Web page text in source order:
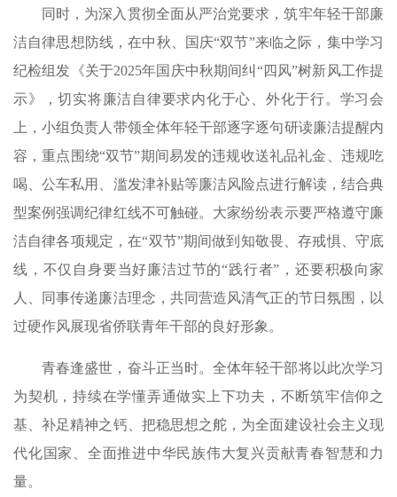
同时，为深入贯彻全面从严治党要求，筑牢年轻干部廉
洁自律思想防线，在中秋、国庆“双节”来临之际，集中学习
纪检组发《关于2025年国庆中秋期间纠“四风”树新风工作提
示》，切实将廉洁自律要求内化于心、外化于行。学习会
上，小组负责人带领全体年轻干部逐字逐句研读廉洁提醒内
容，重点围绕“双节”期间易发的违规收送礼品礼金、违规吃
喝、公车私用、滥发津补贴等廉洁风险点进行解读，结合典
型案例强调纪律红线不可触碰。大家纷纷表示要严格遵守廉
洁自律各项规定，在“双节”期间做到知敬畏、存戒惧、守底
线，不仅自身要当好廉洁过节的“践行者”，还要积极向家
人、同事传递廉洁理念，共同营造风清气正的节日氛围，以
过硬作风展现省侨联青年干部的良好形象。
青春逢盛世，奋斗正当时。全体年轻干部将以此次学习
为契机，持续在学懂弄通做实上下功夫，不断筑牢信仰之
基、补足精神之钙、把稳思想之舵，为全面建设社会主义现
代化国家、全面推进中华民族伟大复兴贡献青春智慧和力
量。